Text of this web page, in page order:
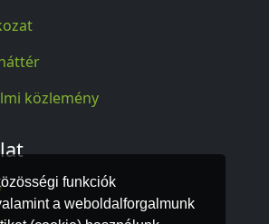
funkciók
a weboldalforgalmunk
közlemény